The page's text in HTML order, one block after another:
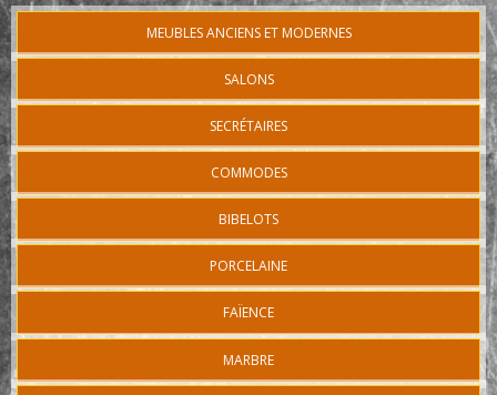
MEUBLES ANCIENS ET MODERNES
SALONS
SECRÉTAIRES
COMMODES
BIBELOTS
PORCELAINE
FAÏENCE
MARBRE